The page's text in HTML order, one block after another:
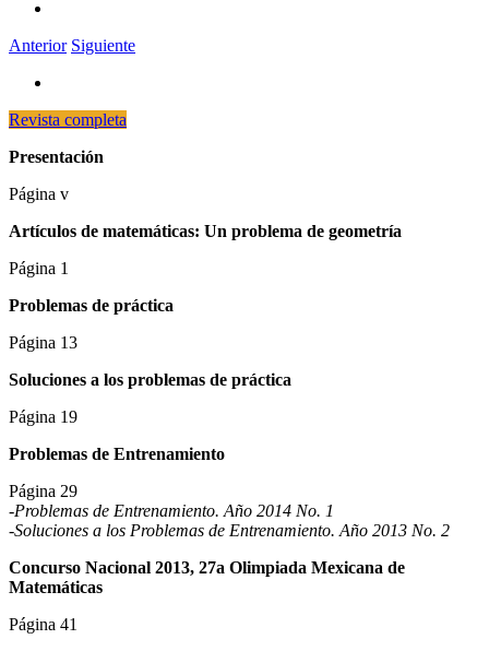
Anterior Siguiente
Revista completa
Presentación
Página v
Artículos de matemáticas: Un problema de geometría
Página 1
Problemas de práctica
Página 13
Soluciones a los problemas de práctica
Página 19
Problemas de Entrenamiento
Página 29
-Problemas de Entrenamiento. Año 2014 No. 1
-Soluciones a los Problemas de Entrenamiento. Año 2013 No. 2
Concurso Nacional 2013, 27a Olimpiada Mexicana de
Matemáticas
Página 41